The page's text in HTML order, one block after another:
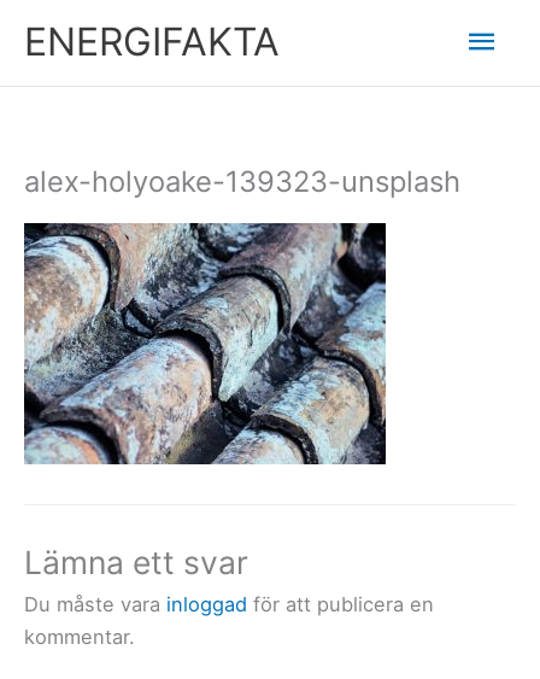
innehåll
ENERGIFAKTA
alex-holyoake-139323-unsplash
Lämna ett svar
Du måste vara inloggad för att publicera en
kommentar.